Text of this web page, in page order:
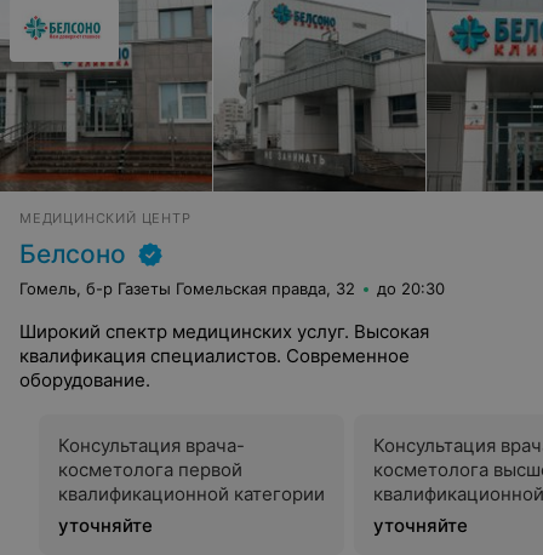
МЕДИЦИНСКИЙ ЦЕНТР
Белсоно
Гомель, б-р Газеты Гомельская правда, 32 до 20:30
Широкий спектр медицинских услуг. Высокая
квалификация специалистов. Современное
оборудование.
Консультация врача-
косметолога первой
квалификационной категории
уточняйте
Консультация
косметолога
уточняйте